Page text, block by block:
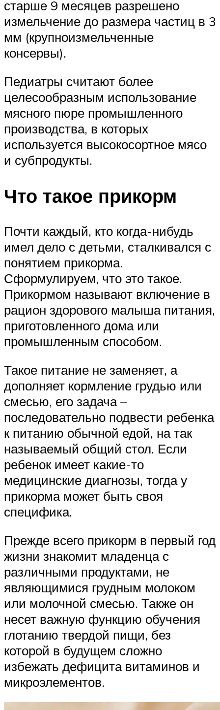
старше 9 месяцев разрешено
измельчение до размера частиц в 3
мм (крупноизмельченные
консервы).
Педиатры считают более
целесообразным использование
мясного пюре промышленного
производства, в которых
используется высокосортное мясо
и субпродукты.
Что такое прикорм
Почти каждый, кто когда-нибудь
имел дело с детьми, сталкивался с
понятием прикорма.
Сформулируем, что это такое.
Прикормом называют включение в
рацион здорового малыша питания,
приготовленного дома или
промышленным способом.
Такое питание не заменяет, а
дополняет кормление грудью или
смесью, его задача –
последовательно подвести ребенка
к питанию обычной едой, на так
называемый общий стол. Если
ребенок имеет какие-то
медицинские диагнозы, тогда у
прикорма может быть своя
специфика.
Прежде всего прикорм в первый год
жизни знакомит младенца с
различными продуктами, не
являющимися грудным молоком
или молочной смесью. Также он
несет важную функцию обучения
глотанию твердой пищи, без
которой в будущем сложно
избежать дефицита витаминов и
микроэлементов.